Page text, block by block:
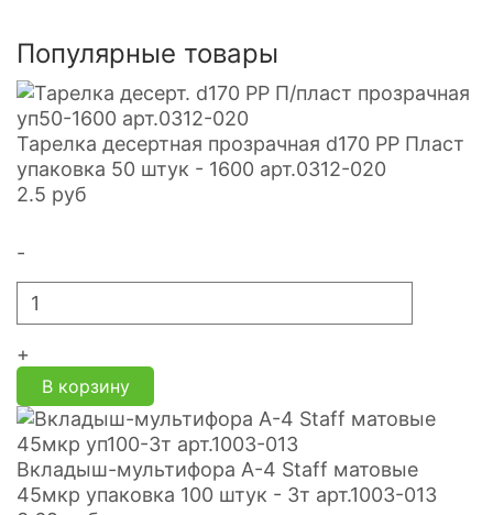
Популярные товары
Тарелка десертная прозрачная d170 PP Пласт
упаковка 50 штук - 1600 арт.0312-020
2.5 руб
-
+
В корзину
Вкладыш-мультифора A-4 Staff матовые
45мкр упаковка 100 штук - 3т арт.1003-013